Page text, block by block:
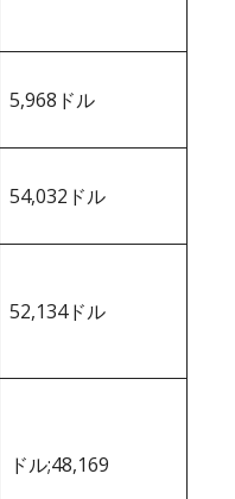
5,968ドル
54,032ドル
52,134ドル
ドル;48,169